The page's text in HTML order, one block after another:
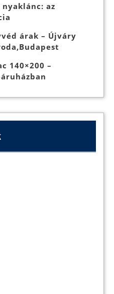
nyaklánc: az
árak – Újváry
140×200 –